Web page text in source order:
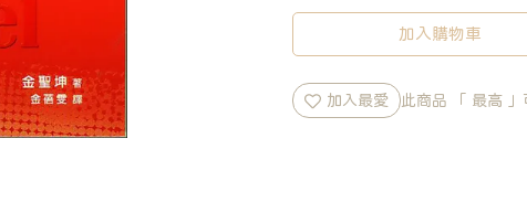
加入購物車
加入最愛 此商品 「 最高 」